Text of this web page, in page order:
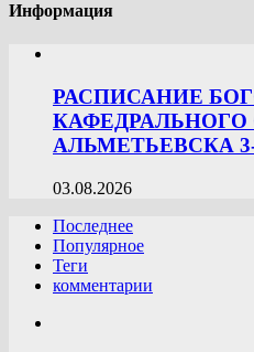
Информация
РАСПИСАНИЕ
КАФЕДРАЛЬНОГО
АЛЬМЕТЬЕВСКА
03.08.2026
Последнее
Популярное
Теги
комментарии